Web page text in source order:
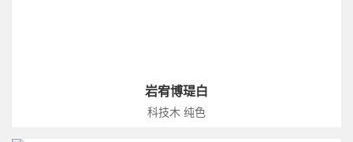
岩宥博瑅白
科技木 纯色